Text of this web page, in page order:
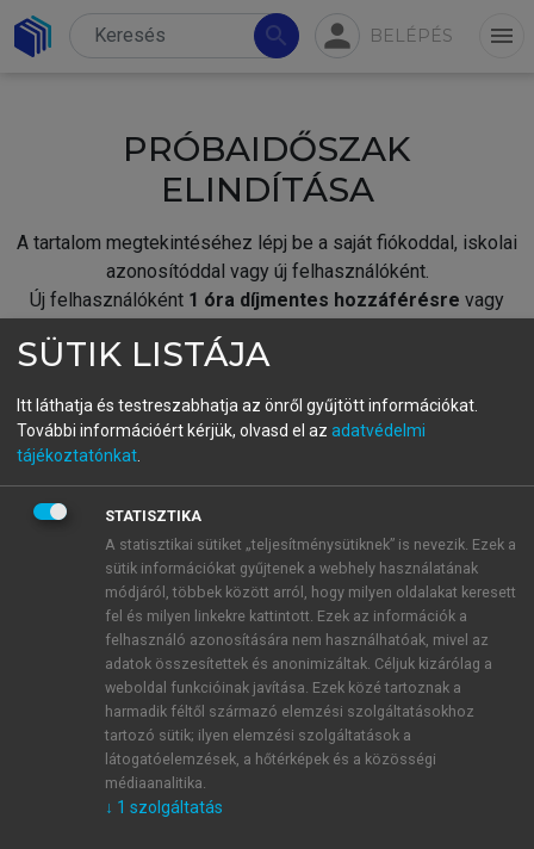
search person BELÉPÉS menu
PRÓBAIDŐSZAK
ELINDÍTÁSA
A tartalom megtekintéséhez lépj be a saját fiókoddal, iskolai
azonosítóddal vagy új felhasználóként.
Új felhasználóként 1 óra díjmentes hozzáférésre vagy
fiókoddal,vagy hozz létre új fiókot.
A regisztráció után apróbaidőszakautomatikusan
BELÉPÉS SAJÁT FIÓKKAL
ÚJ FIÓK LÉTREHOZÁSA
1 óra díjmentes hozzáférés
E-MAIL-CÍM
SÜTIK LISTÁJA
Itt láthatja és testreszabhatja az önről gyűjtött információkat.
További információért kérjük, olvasd el az adatvédelmi
tájékoztatónkat
STATISZTIKA
A statisztikai sütiket „teljesítménysütiknek” is nevezik. Ezek a
sütik információkat gyűjtenek a webhely használatának
módjáról, többek között arról, hogy milyen oldalakat keresett
fel és milyen linkekre kattintott. Ezek az információk a
felhasználó azonosítására nem használhatóak, mivel az
adatok összesítettek és anonimizáltak. Céljuk kizárólag a
weboldal funkcióinak javítása. Ezek közé tartoznak a
harmadik féltől származó elemzési szolgáltatásokhoz
tartozó sütik; ilyen elemzési szolgáltatások a
látogatóelemzések, a hőtérképek és a közösségi
médiaanalitika.
↓ 1 szolgáltatás